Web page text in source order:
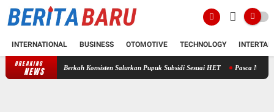
INTERNATIONAL BUSINESS OTOMOTIVE TECHNOLOGY
BREAKING
NEWS
Tani Berkah Konsisten Salurkan Pupuk Subsidi Sesuai HET Pasca Muncul Dugaan